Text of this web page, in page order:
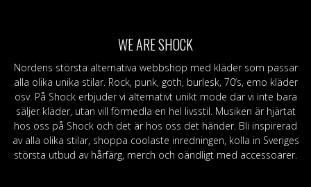
WE ARE SHOCK
Nordens största alternativa webbshop med kläder som passar
alla olika unika stilar. Rock, punk, goth, burlesk, 70’s, emo kläder
osv. På Shock erbjuder vi alternativt unikt mode där vi inte bara
säljer kläder, utan vill förmedla en hel livsstil. Musiken är hjärtat
hos oss på Shock och det är hos oss det händer. Bli inspirerad
av alla olika stilar, shoppa coolaste inredningen, kolla in Sveriges
största utbud av hårfärg, merch och oändligt med accessoarer.